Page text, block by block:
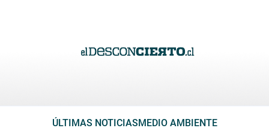
ÚLTIMAS NOTICIASMEDIO AMBIENTE